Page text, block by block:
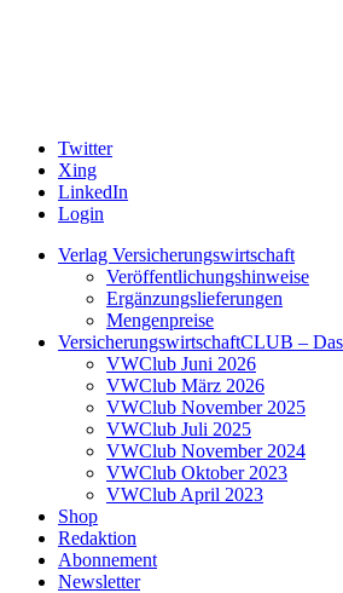
Twitter
Xing
LinkedIn
Login
Verlag Versicherungswirtschaft
Veröffentlichungshinweise
Ergänzungslieferungen
Mengenpreise
VersicherungswirtschaftCLUB –
VWClub Juni 2026
VWClub März 2026
VWClub November 2025
VWClub Juli 2025
VWClub November 2024
VWClub Oktober 2023
VWClub April 2023
Shop
Redaktion
Abonnement
Newsletter